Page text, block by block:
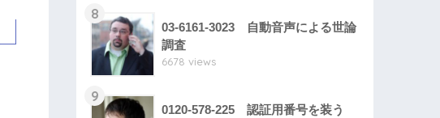
8
03-6161-3023 自動音声による世論
調査
6678 views
9
0120-578-225 認証用番号を装う